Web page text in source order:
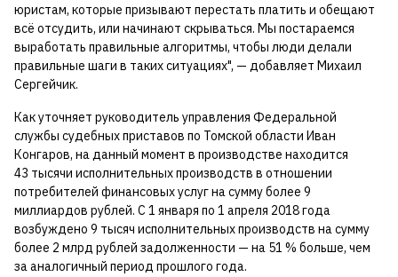
юристам, которые призывают перестать платить и обещают
всё отсудить, или начинают скрываться. Мы постараемся
выработать правильные алгоритмы, чтобы люди делали
правильные шаги в таких ситуациях", — добавляет Михаил
Сергейчик.
Как уточняет руководитель управления Федеральной
службы судебных приставов по Томской области Иван
Конгаров, на данный момент в производстве находится
43 тысячи исполнительных производств в отношении
потребителей финансовых услуг на сумму более 9
миллиардов рублей. С 1 января по 1 апреля 2018 года
возбуждено 9 тысяч исполнительных производств на сумму
более 2 млрд рублей задолженности — на 51 % больше, чем
за аналогичный период прошлого года.